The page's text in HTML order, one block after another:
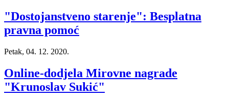
"Dostojanstveno starenje": Besplatna
pravna pomoć
Petak, 04. 12. 2020.
Online-dodjela Mirovne nagrade
"Krunoslav Sukić"